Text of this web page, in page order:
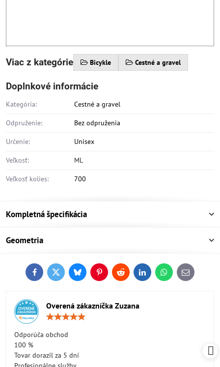
Viac z kategórie Bicykle Cestné a gravel
Doplnkové informácie
Kategória: Cestné a gravel
Odpruženie: Bez odpruženia
Určenie: Unisex
Veľkosť: ML
Veľkosť kolies: 700
Kompletná špecifikácia
Geometria
FacebookTwitterBlueskyPinterestReddit LinkedInWhatsApp
E-
mail
Overená zákazníčka Zuzana
Odporúča obchod
100 %
Tovar dorazil za 5 dní